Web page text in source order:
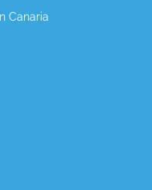
Canaria